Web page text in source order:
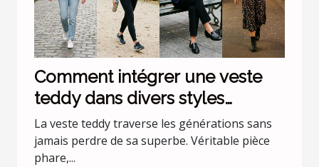
Comment intégrer une veste
teddy dans divers styles
vestimentaires ?
La veste teddy traverse les générations sans
jamais perdre de sa superbe. Véritable pièce
phare,...